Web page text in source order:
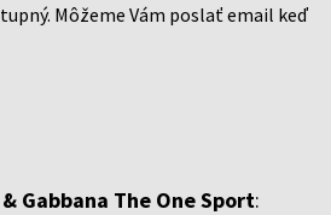
Môžeme Vám poslať email keď
Gabbana The One Sport: